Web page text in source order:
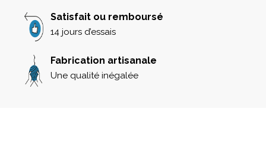
Satisfait ou remboursé
14 jours d’essais
Fabrication artisanale
Une qualité inégalée